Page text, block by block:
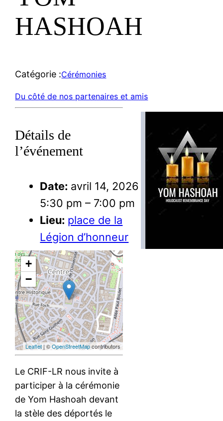
HASHOAH
Catégorie :Cérémonies
Du côté de nos partenaires et amis
Détails de
l’événement
Date: avril 14, 2026
5:30 pm – 7:00 pm
Lieu: place de la
Légion d’honneur
+
−
Leaflet | ©OpenStreetMapcontributors
Le CRIF-LR nous invite à
participer à la cérémonie
de Yom Hashoah devant
la stèle des déportés le